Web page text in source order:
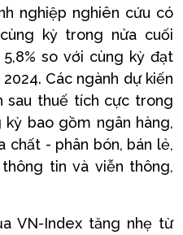
nghiệp nghiên cứu có
kỳ trong nửa cuối
so với cùng kỳ đạt
Các ngành dự kiến
sau thuế tích cực trong
bao gồm ngân hàng,
chất - phân bón, bán lẻ,
tin và viễn thông,
VN-Index tăng nhẹ từ